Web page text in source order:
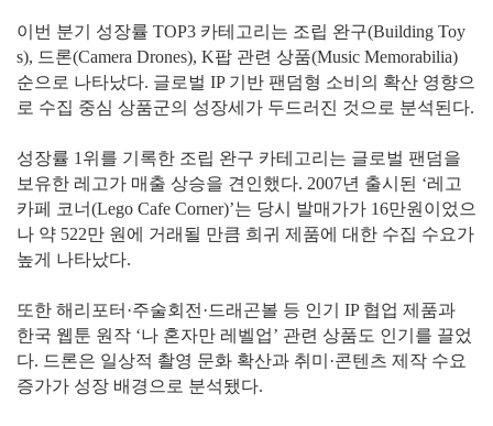
이번 분기 성장률 TOP3 카테고리는 조립 완구(Building Toy
s), 드론(Camera Drones), K팝 관련 상품(Music Memorabilia)
순으로 나타났다. 글로벌 IP 기반 팬덤형 소비의 확산 영향으
로 수집 중심 상품군의 성장세가 두드러진 것으로 분석된다.
성장률 1위를 기록한 조립 완구 카테고리는 글로벌 팬덤을
보유한 레고가 매출 상승을 견인했다. 2007년 출시된 ‘레고
카페 코너(Lego Cafe Corner)’는 당시 발매가가 16만원이었으
나 약 522만 원에 거래될 만큼 희귀 제품에 대한 수집 수요가
높게 나타났다.
또한 해리포터·주술회전·드래곤볼 등 인기 IP 협업 제품과
한국 웹툰 원작 ‘나 혼자만 레벨업’ 관련 상품도 인기를 끌었
다. 드론은 일상적 촬영 문화 확산과 취미·콘텐츠 제작 수요
증가가 성장 배경으로 분석됐다.